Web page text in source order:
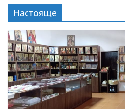
Настояще